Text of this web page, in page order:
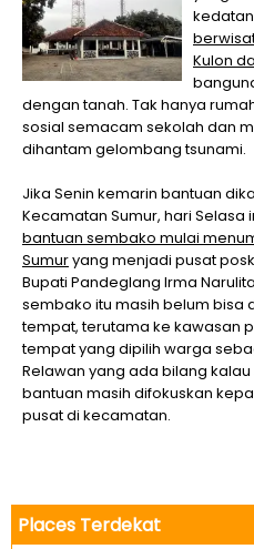
Kulon
dengan tanah. Tak hanya
sosial semacam sekolah dan
dihantam gelombang tsunami.
Jika Senin kemarin bantuan
Kecamatan Sumur, hari Selasa
bantuan sembako mulai
Sumuryang menjadi pusat
Bupati Pandeglang Irma
sembako itu masih belum bisa
tempat, terutama ke kawasan
tempat yang dipilih warga
Relawan yang ada bilang
bantuan masih difokuskan
pusat di kecamatan.
Places Terdekat